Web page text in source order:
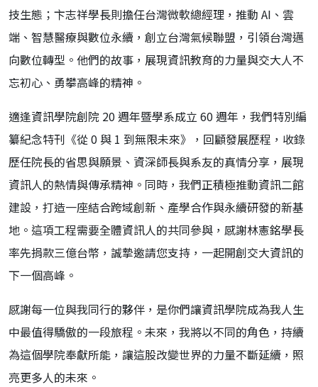
技生態；卞志祥學長則擔任台灣微軟總經理，推動 AI、雲
端、智慧醫療與數位永續，創立台灣氣候聯盟，引領台灣邁
向數位轉型。他們的故事，展現資訊教育的力量與交大人不
忘初心、勇攀高峰的精神。
適逢資訊學院創院 20 週年暨學系成立 60 週年，我們特別編
纂紀念特刊《從 0 與 1 到無限未來》，回顧發展歷程，收錄
歷任院長的省思與願景、資深師長與系友的真情分享，展現
資訊人的熱情與傳承精神。同時，我們正積極推動資訊二館
建設，打造一座結合跨域創新、產學合作與永續研發的新基
地。這項工程需要全體資訊人的共同參與，感謝林憲銘學長
率先捐款三億台幣，誠摯邀請您支持，一起開創交大資訊的
下一個高峰。
感謝每一位與我同行的夥伴，是你們讓資訊學院成為我人生
中最值得驕傲的一段旅程。未來，我將以不同的角色，持續
為這個學院奉獻所能，讓這股改變世界的力量不斷延續，照
亮更多人的未來。